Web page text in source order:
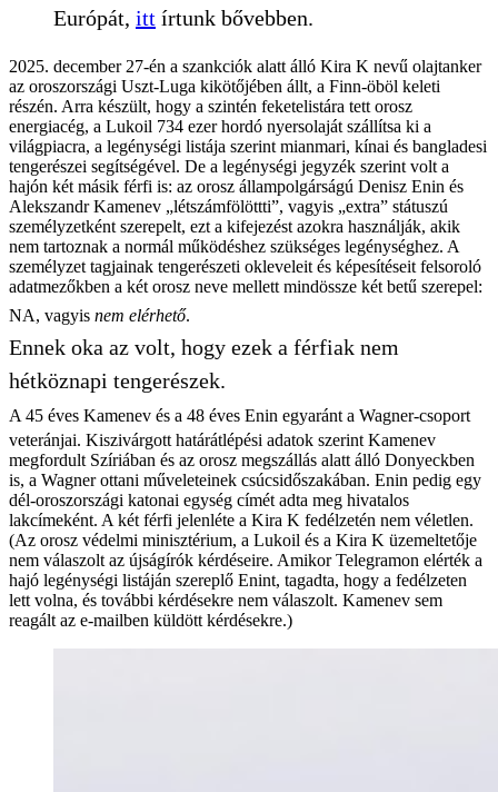
Európát, itt írtunk bővebben.
2025. december 27-én a szankciók alatt álló Kira K nevű olajtanker
az oroszországi Uszt-Luga kikötőjében állt, a Finn-öböl keleti
részén. Arra készült, hogy a szintén feketelistára tett orosz
energiacég, a Lukoil 734 ezer hordó nyersolaját szállítsa ki a
világpiacra, a legénységi listája szerint mianmari, kínai és bangladesi
tengerészei segítségével. De a legénységi jegyzék szerint volt a
hajón két másik férfi is: az orosz állampolgárságú Denisz Enin és
Alekszandr Kamenev „létszámfölöttti”, vagyis „extra” státuszú
személyzetként szerepelt, ezt a kifejezést azokra használják, akik
nem tartoznak a normál működéshez szükséges legénységhez. A
személyzet tagjainak tengerészeti okleveleit és képesítéseit felsoroló
adatmezőkben a két orosz neve mellett mindössze két betű szerepel:
NA, vagyis nem elérhető.
Ennek oka az volt, hogy ezek a férfiak nem
hétköznapi tengerészek.
A 45 éves Kamenev és a 48 éves Enin egyaránt a Wagner-csoport
veteránjai. Kiszivárgott határátlépési adatok szerint Kamenev
megfordult Szíriában és az orosz megszállás alatt álló Donyeckben
is, a Wagner ottani műveleteinek csúcsidőszakában. Enin pedig egy
dél-oroszországi katonai egység címét adta meg hivatalos
lakcímeként. A két férfi jelenléte a Kira K fedélzetén nem véletlen.
(Az orosz védelmi minisztérium, a Lukoil és a Kira K üzemeltetője
nem válaszolt az újságírók kérdéseire. Amikor Telegramon elérték a
hajó legénységi listáján szereplő Enint, tagadta, hogy a fedélzeten
lett volna, és további kérdésekre nem válaszolt. Kamenev sem
reagált az e-mailben küldött kérdésekre.)